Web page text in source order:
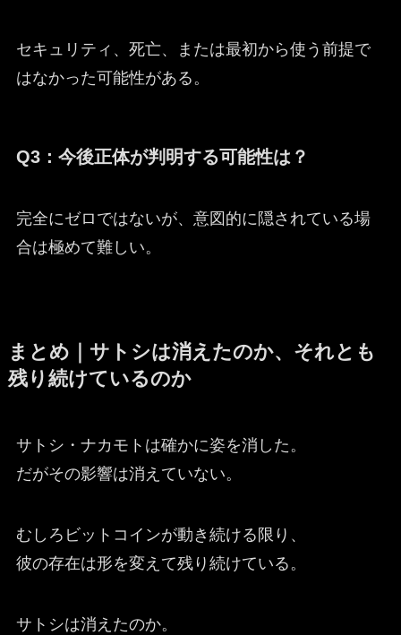
セキュリティ、死亡、または最初から使う前提で
はなかった可能性がある。
Q3：今後正体が判明する可能性は？
完全にゼロではないが、意図的に隠されている場
合は極めて難しい。
まとめ｜サトシは消えたのか、それとも
残り続けているのか
サトシ・ナカモトは確かに姿を消した。
だがその影響は消えていない。
むしろビットコインが動き続ける限り、
彼の存在は形を変えて残り続けている。
サトシは消えたのか。